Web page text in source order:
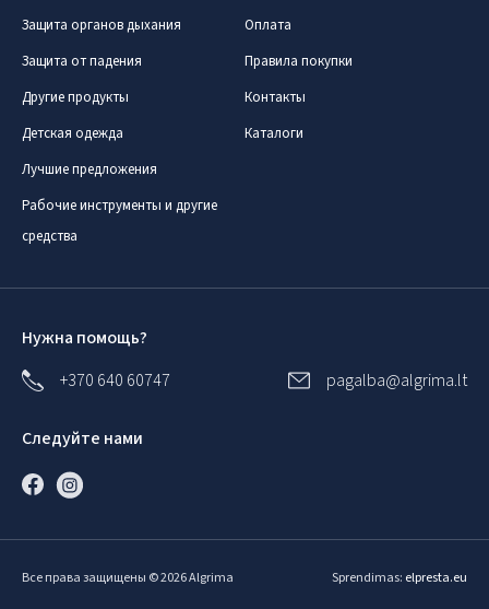
Защита органов дыхания
Защита от падения
Другие продукты
Детская одежда
Лучшие предложения
Рабочие инструменты и другие
средства
Оплата
Правила покупки
Контакты
Каталоги
Нужна помощь?
+370 640 60747
pagalba@algrima.lt
Следуйте нами
Все права защищены © 2026 Algrima Sprendimas: elpresta.eu